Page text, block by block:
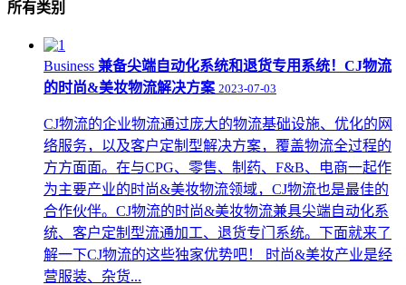
所有类别
Business 兼备尖端自动化系统和退货专用系统！CJ物流
的时尚&美妆物流解决方案 2023-07-03
CJ物流的企业物流通过庞大的物流基础设施、优化的网
络服务，以及客户定制型解决方案，覆盖物流全过程的
方方面面。在与CPG、零售、制药、F&B、电商一起作
为主要产业的时尚&美妆物流领域，CJ物流也是最佳的
合作伙伴。CJ物流的时尚&美妆物流兼具尖端自动化系
统、客户定制型流通加工、退货专门系统。下面就来了
解一下CJ物流的这些独家优势吧！ 时尚&美妆产业是经
营服装、杂货...